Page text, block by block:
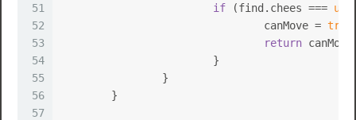
51
52
53
54
55
56
57
if (find. chees ===
				canMove =
true
return canMove
			}
		}
	}